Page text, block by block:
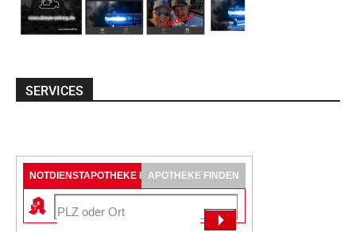
SERVICES
NOTDIENSTAPOTHEKE FINDENAPOTHEKE FINDEN